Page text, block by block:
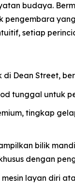
budaya.
pengembara
setiap
Dean Street,
tunggal untuk
tingkap
bilik
dengan
layan diri